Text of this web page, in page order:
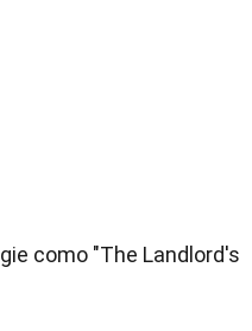
como "The Landlord's